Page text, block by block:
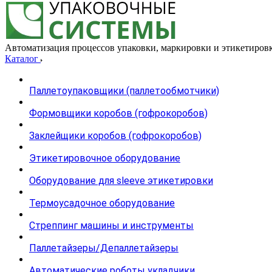
Автоматизация процессов упаковки, маркировки и
Каталог
Паллетоупаковщики (паллетообмотчики)
Формовщики коробов (гофрокоробов)
Заклейщики коробов (гофрокоробов)
Этикетировочное оборудование
Оборудование для sleeve этикетировки
Термоусадочное оборудование
Стреппинг машины и инструменты
Паллетайзеры/Депаллетайзеры